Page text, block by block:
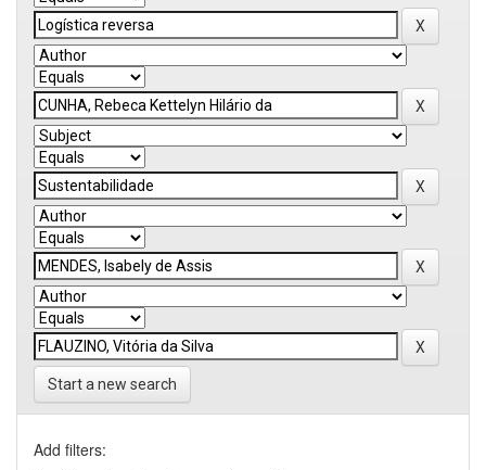
Start a new search
Add filters: